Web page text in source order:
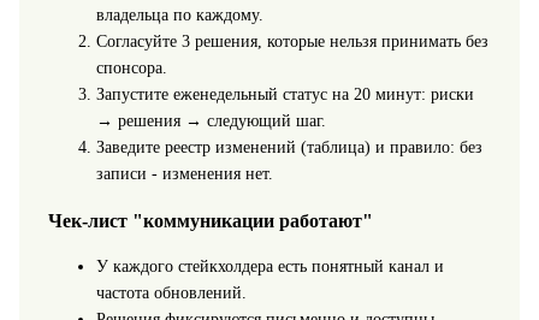
владельца по каждому.
Согласуйте 3 решения, которые нельзя принимать без
спонсора.
Запустите еженедельный статус на 20 минут: риски
→ решения → следующий шаг.
Заведите реестр изменений (таблица) и правило: без
записи - изменения нет.
Чек-лист "коммуникации работают"
У каждого стейкхолдера есть понятный канал и
частота обновлений.